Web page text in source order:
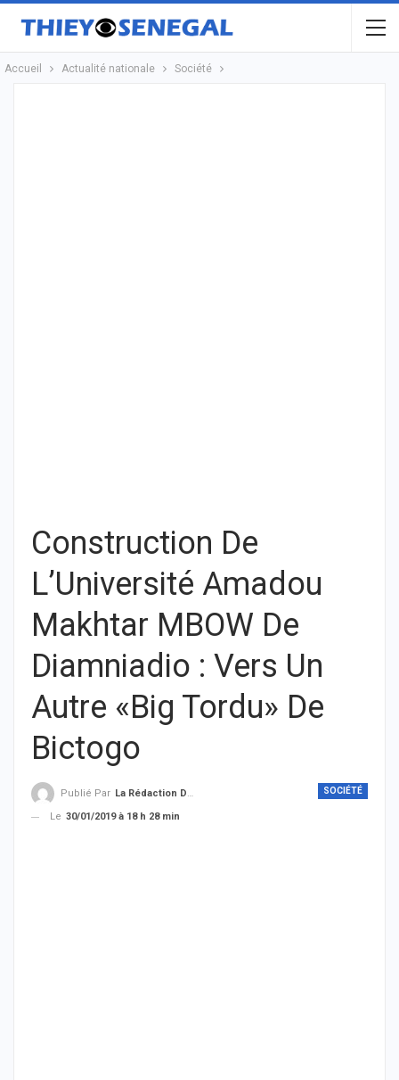
Accueil Actualité nationale Société
Construction De
L’Université Amadou
Makhtar MBOW De
Diamniadio : Vers Un
Autre «Big Tordu» De
Bictogo
SOCIÉTÉ
Publié Par La Rédaction De THIEYSENEGAL.com
Le 30/01/2019 à 18 h 28 min